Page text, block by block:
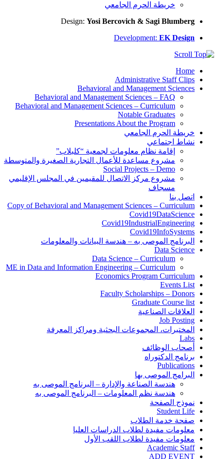
خريطة الحرم الجامعي
Design: Yosi Bercovich & Sagi Blumberg
Development: EK Design
Home
Administrative Staff Clips
Behavioral and Management Sciences
Behavioral and Management Sciences – FAQ
Behavioral and Management Sciences – Curriculum
Notable Graduates
Presentations About the Program
خريطة الحرم الجامعي
نشاط اجتماعي
إقامة نظام معلومات لجمعية “كلبلاب”
مشروع مساعدة للأعمال التجارية الصغيرة والمتوسطة
Social Projects – Demo
مشروع مركز الاتصال للمقيمين في المجلس الإقليمي
مسجاف
اتصل بنا
Copy of Behavioral and Management Sciences – Curriculum
Covid19DataScience
Covid19IndustrialEngineering
Covid19InfoSystems
البرنامج الموصى به – هندسة البيانات والمعلومات
Data Science
Data Science – Curriculum
ME in Data and Information Engineering – Curriculum
Economics Program Curriculum
Events List
Faculty Scholarships – Donors
Graduate Course list
العلاقات الصناعية
Job Posting
المختبرات، المجموعات البحثية ومراكز المعرفة
Labs
أصحاب الوظائف
برنامج الدكتوراه
Publications
البرامج الموصى بها
هندسة الصناعة والإدارة – البرنامج الموصى به
هندسة نظم المعلومات – البرنامج الموصى به
نموذج الصفحة
Student Life
صفحة خدمة الطلاب
معلومات مفيدة لطلاب الدراسات العليا
معلومات مفيدة لطلاب اللقب الأول
Academic Staff
ADD EVENT